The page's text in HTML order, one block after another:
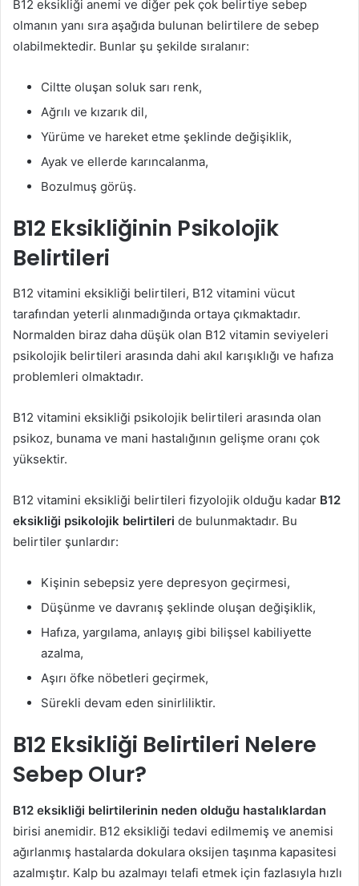
B12 eksikliği anemi ve diğer pek çok belirtiye sebep
olmanın yanı sıra aşağıda bulunan belirtilere de sebep
olabilmektedir. Bunlar şu şekilde sıralanır:
Ciltte oluşan soluk sarı renk,
Ağrılı ve kızarık dil,
Yürüme ve hareket etme şeklinde değişiklik,
Ayak ve ellerde karıncalanma,
Bozulmuş görüş.
B12 Eksikliğinin Psikolojik
Belirtileri
B12 vitamini eksikliği belirtileri, B12 vitamini vücut
tarafından yeterli alınmadığında ortaya çıkmaktadır.
Normalden biraz daha düşük olan B12 vitamin seviyeleri
psikolojik belirtileri arasında dahi akıl karışıklığı ve hafıza
problemleri olmaktadır.
B12 vitamini eksikliği psikolojik belirtileri arasında olan
psikoz, bunama ve mani hastalığının gelişme oranı çok
yüksektir.
B12 vitamini eksikliği belirtileri fizyolojik olduğu kadar B12
eksikliği psikolojik belirtileri de bulunmaktadır. Bu
belirtiler şunlardır:
Kişinin sebepsiz yere depresyon geçirmesi,
Düşünme ve davranış şeklinde oluşan değişiklik,
Hafıza, yargılama, anlayış gibi bilişsel kabiliyette
azalma,
Aşırı öfke nöbetleri geçirmek,
Sürekli devam eden sinirliliktir.
B12 Eksikliği Belirtileri Nelere
Sebep Olur?
B12 eksikliği belirtilerinin neden olduğu hastalıklardan
birisi anemidir. B12 eksikliği tedavi edilmemiş ve anemisi
ağırlanmış hastalarda dokulara oksijen taşınma kapasitesi
azalmıştır. Kalp bu azalmayı telafi etmek için fazlasıyla hızlı